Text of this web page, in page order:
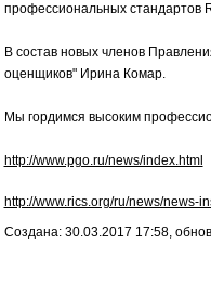
профессиональных стандартов
В состав новых членов
оценщиков" Ирина Комар.
Мы гордимся высоким
http://www.pgo.ru/news/index.html
http://www.rics.org/ru/news/news-
Создана: 30.03.2017 17:58,